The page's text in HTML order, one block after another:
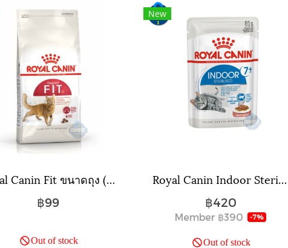
Royal Canin Fit ขนาดถุง ( 400 กรัม , 2 กิโลกรัม , 4 กิโลกรัม )
฿99
Out of stock
New
Royal Canin Indoor Sterilised 7+ Gravy ขนาด 85 กรัม จำนวน 12 ซอง.
฿420
Member ฿390 -7%
Out of stock